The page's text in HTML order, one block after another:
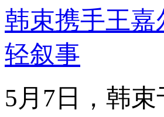
韩束携手王
轻叙事
5月7日，韩